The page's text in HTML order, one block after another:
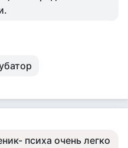
психа очень легко